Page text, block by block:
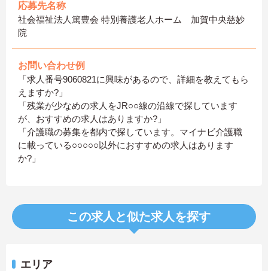
応募先名称
社会福祉法人篤豊会 特別養護老人ホーム 加賀中央慈妙
院
お問い合わせ例
「求人番号9060821に興味があるので、詳細を教えてもら
えますか?」
「残業が少なめの求人をJR○○線の沿線で探しています
が、おすすめの求人はありますか?」
「介護職の募集を都内で探しています。マイナビ介護職
に載っている○○○○○以外におすすめの求人はあります
か?」
この求人と似た求人を探す
エリア